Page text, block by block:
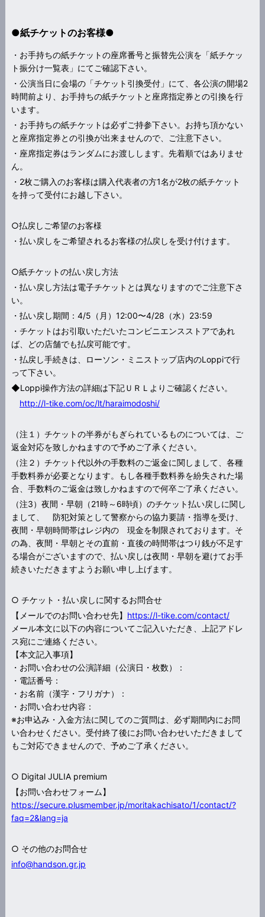
●紙チケットのお客様●
・お手持ちの紙チケットの座席番号と振替先公演を「紙チケッ
ト振分け一覧表」にてご確認下さい。
・公演当日に会場の「チケット引換受付」にて、各公演の開場2
時間前より、お手持ちの紙チケットと座席指定券との引換を行
います。
・お手持ちの紙チケットは必ずご持参下さい。お持ち頂かない
と座席指定券との引換が出来ませんので、ご注意下さい。
・座席指定券はランダムにお渡しします。先着順ではありませ
ん。
・2枚ご購入のお客様は購入代表者の方1名が2枚の紙チケット
を持って受付にお越し下さい。
○払戻しご希望のお客様
・払い戻しをご希望されるお客様の払戻しを受け付けます。
○紙チケットの払い戻し方法
・払い戻し方法は電子チケットとは異なりますのでご注意下さ
い。
・払い戻し期間：4/5（月）12:00〜4/28（水）23:59
・チケットはお引取いただいたコンビニエンスストアであれ
ば、どの店舗でも払戻可能です。
・払戻し手続きは、ローソン・ミニストップ店内のLoppiで行
って下さい。
◆Loppi操作方法の詳細は下記ＵＲＬよりご確認ください。
http://l-tike.com/oc/lt/haraimodoshi/
（注１）チケットの半券がもぎられているものについては、ご
返金対応を致しかねますので予めご了承ください。
（注２）チケット代以外の手数料のご返金に関しまして、各種
手数料券が必要となります。もし各種手数料券を紛失された場
合、手数料のご返金は致しかねますので何卒ご了承ください。
（注3）夜間・早朝（21時～6時頃）のチケット払い戻しに関し
まして、 防犯対策として警察からの協力要請・指導を受け、
夜間・早朝時間帯はレジ内の 現金を制限されております。そ
の為、夜間・早朝とその直前・直後の時間帯はつり銭が不足す
る場合がございますので、払い戻しは夜間・早朝を避けてお手
続きいただきますようお願い申し上げます。
○ チケット・払い戻しに関するお問合せ
【メールでのお問い合わせ先】 https://l-tike.com/contact/
メール本文に以下の内容についてご記入いただき、上記アドレ
ス宛にご連絡ください。
【本文記入事項】
・お問い合わせの公演詳細（公演日・枚数）：
・電話番号：
・お名前（漢字・フリガナ）：
・お問い合わせ内容：
※お申込み・入金方法に関してのご質問は、必ず期間内にお問
い合わせください。受付終了後にお問い合わせいただきまして
もご対応できませんので、予めご了承ください。
○ Digital JULIA premium
【お問い合わせフォーム】
https://secure.plusmember.jp/moritakachisato/1/contact/?
faq=2&lang=ja
○ その他のお問合せ
info@handson.gr.jp